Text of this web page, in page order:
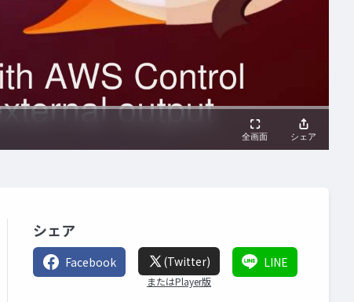
シェア
Facebook (Twitter)
またはPlayer版
LINE